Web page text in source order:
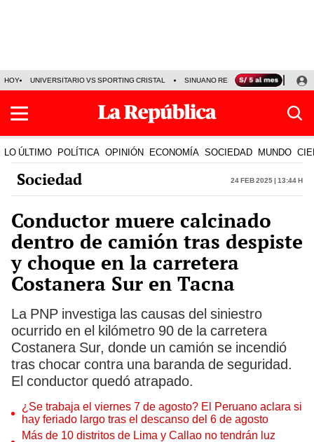
HOY UNIVERSITARIO VS SPORTING CRISTAL SINUANO RESULTADOS HOY
LO ÚLTIMO POLÍTICA OPINIÓN ECONOMÍA SOCIEDAD MUNDO
Sociedad 24 Feb 2025 | 13:44 h
Conductor muere calcinado
dentro de camión tras despiste
y choque en la carretera
Costanera Sur en Tacna
La PNP investiga las causas del siniestro
ocurrido en el kilómetro 90 de la carretera
Costanera Sur, donde un camión se incendió
tras chocar contra una baranda de seguridad.
El conductor quedó atrapado.
¿Se trabaja el viernes 7 de agosto? El Peruano aclara si
hay feriado largo tras el descanso del 6 de agosto
Más de 10 distritos de Lima y Callao no tendrán luz